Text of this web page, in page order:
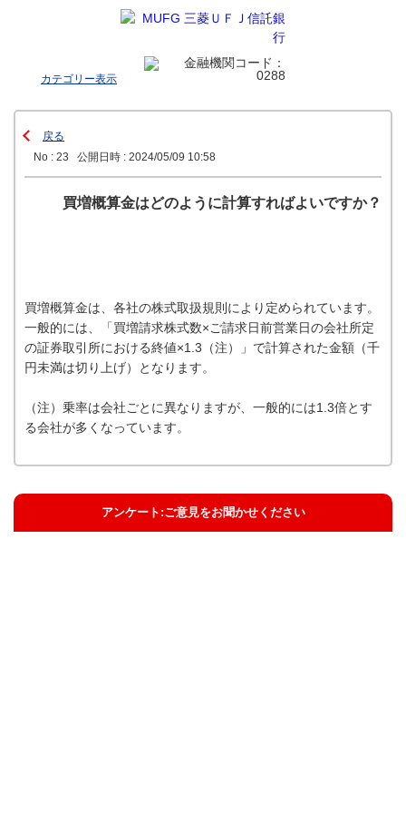
カテゴリー表示
戻る
No : 23
公開日時 : 2024/05/09 10:58
買増概算金はどのように計算すればよいですか？
買増概算金は、各社の株式取扱規則により定められています。
一般的には、「買増請求株式数×ご請求日前営業日の会社所定
の証券取引所における終値×1.3（注）」で計算された金額（千
円未満は切り上げ）となります。
（注）乗率は会社ごとに異なりますが、一般的には1.3倍とす
る会社が多くなっています。
アンケート:ご意見をお聞かせください